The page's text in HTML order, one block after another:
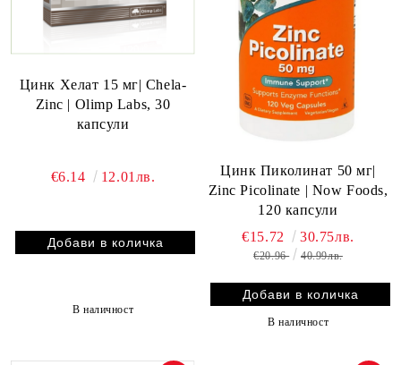
Цинк Хелат 15 мг| Chela-
Zinc | Olimp Labs, 30
капсули
€6.14 12.01лв.
В наличност
Цинк Пиколинат 50 мг|
Zinc Picolinate | Now Foods,
120 капсули
€15.72 30.75лв.
€20.96 40.99лв.
В наличност